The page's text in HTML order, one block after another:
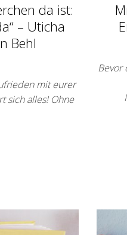
da ist:
– Uticha
Behl
mit eurer
sich alles! Ohne
Bevor